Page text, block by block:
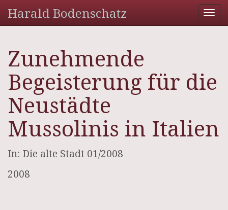
Harald Bodenschatz
Zunehmende
Begeisterung für die
Neustädte
Mussolinis in Italien
In: Die alte Stadt 01/2008
2008